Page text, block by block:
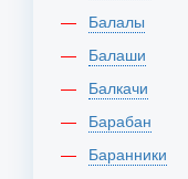
Балалы
Балаши
Балкачи
Барабан
Баранники